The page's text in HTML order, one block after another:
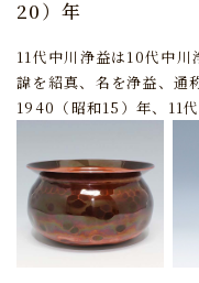
20）年
11代中川浄益は10代中川
諱を紹真、名を浄益、通
1940（昭和15）年、11